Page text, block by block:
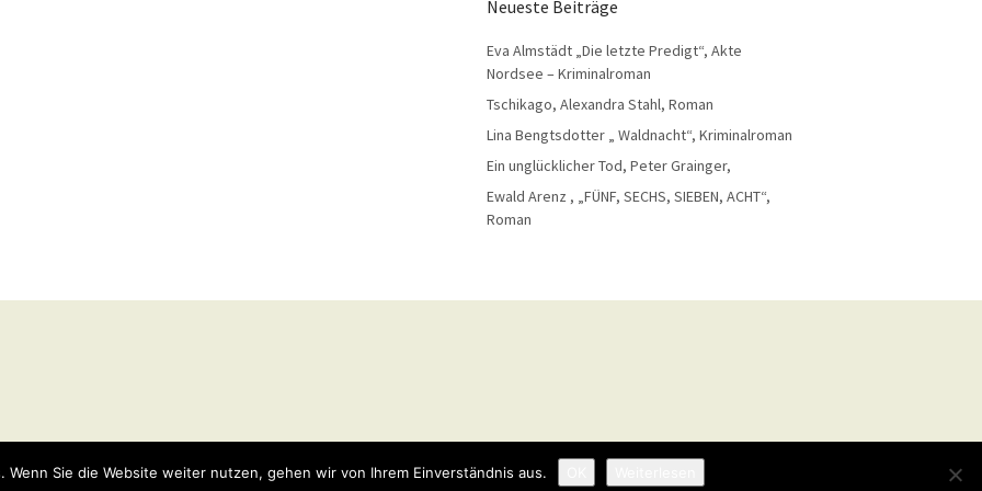
Neueste Beiträge
Eva Almstädt „Die letzte Predigt“, Akte
Nordsee – Kriminalroman
Tschikago, Alexandra Stahl, Roman
Lina Bengtsdotter „ Waldnacht“, Kriminalroman
Ein unglücklicher Tod, Peter Grainger,
Ewald Arenz , „FÜNF, SECHS, SIEBEN, ACHT“,
Roman
Wenn Sie die Website weiter nutzen, gehen wir von Ihrem Einverständnis aus.